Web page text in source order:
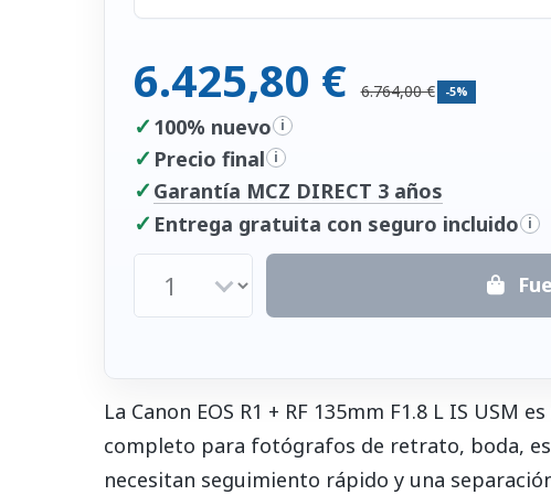
6.425,80 € 6.764,00 € -5%
✓ 100% nuevo i
✓ Precio final i
✓ Garantía MCZ DIRECT 3 años
✓ Entrega gratuita con seguro incluido i
La Canon EOS R1 + RF 135mm F1.8 L IS
completo para fotógrafos de retrato, boda,
necesitan seguimiento rápido y una